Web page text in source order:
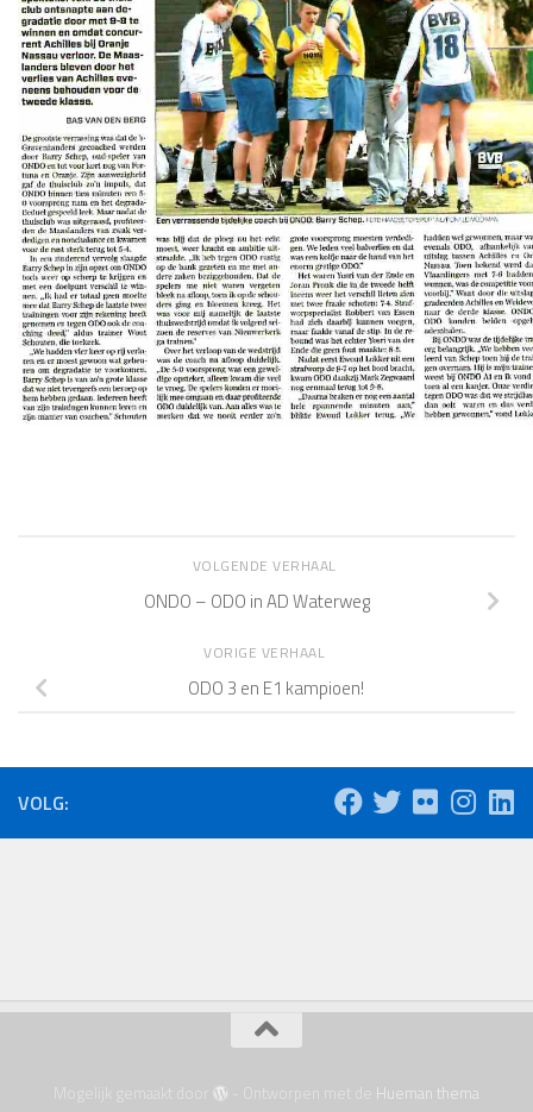
VOLGENDE VERHAAL
ONDO – ODO in AD Waterweg
VORIGE VERHAAL
ODO 3 en E1 kampioen!
VOLG:
Mogelijk gemaakt door - Ontworpen met de Hueman thema